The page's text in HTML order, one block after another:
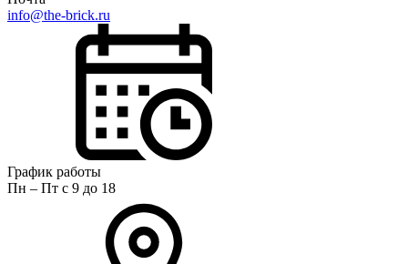
info@the-brick.ru
График работы
Пн – Пт с 9 до 18